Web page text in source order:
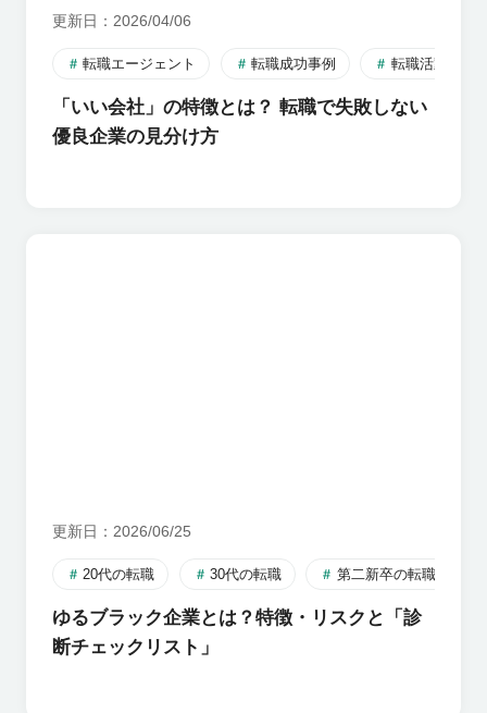
更新日 2026/04/06
転職エージェント 転職成功事例 転職活動のす
「いい会社」の特徴とは？ 転職で失敗しない
優良企業の見分け方
更新日 2026/06/25
20代の転職 30代の転職 第二新卒の転職
ゆるブラック企業とは？特徴・リスクと「診
断チェックリスト」